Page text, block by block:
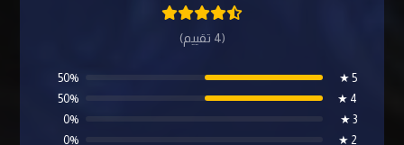
(4 تقييم)
5 ★
50%
4 ★
50%
3 ★
0%
2 ★
0%